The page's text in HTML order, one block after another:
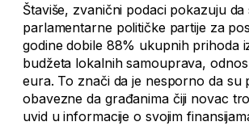
Štaviše, zvanični podaci pokazuju da
parlamentarne političke partije za
godine dobile 88% ukupnih prihoda
budžeta lokalnih samouprava,
eura. To znači da je nesporno da su
obavezne da građanima čiji novac
uvid u informacije o svojim